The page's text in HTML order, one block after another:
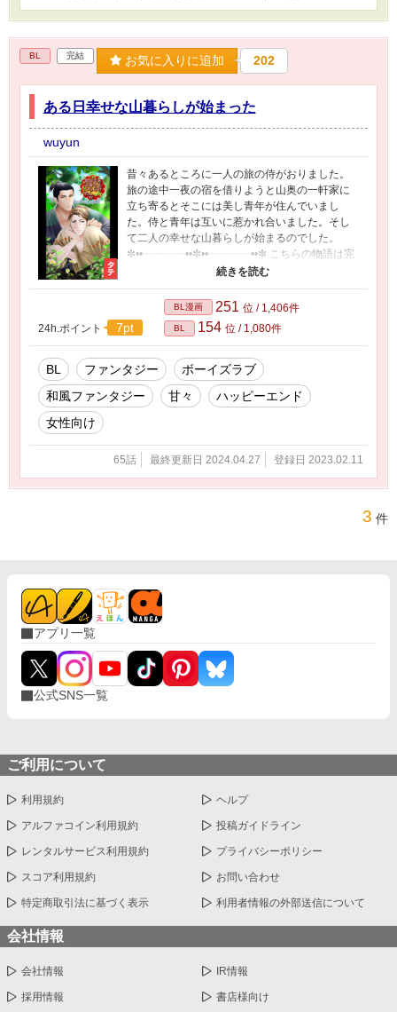
BL 完結 お気に入りに追加 202
ある日幸せな山暮らしが始まった
wuyun
昔々あるところに一人の旅の侍がおりました。
旅の途中一夜の宿を借りようと山奥の一軒家に
立ち寄るとそこには美し青年が住んでいまし
た。侍と青年は互いに惹かれ合いました。そし
て二人の幸せな山暮らしが始まるのでした。
✼••┈┈┈┈••✼••┈┈┈┈••✼ こちらの物語は完
結しました。 ありがとうございました (⋆ᴗ͈ˬᴗ͈)”
✼••┈┈┈┈••✼••┈┈┈┈••✼ この作品は架空の
ファンタジー物語です。実際の人物・事件・歴
史・文化等とは一切関係ございません。
✼••┈┈┈┈••✼••┈┈┈┈••✼
24h.ポイント 7pt
BL漫画 251 位 / 1,406件
BL 154 位 / 1,080件
BL ファンタジー
ボーイズラブ
和風ファンタジー
甘々
ハッピーエンド
女性向け
65話 最終更新日 2024.04.27 登録日 2023.02.11
3 件
アプリ一覧
公式SNS一覧
ご利用について
利用規約 ヘルプ
アルファコイン利用規約 投稿ガイドライン
レンタルサービス利用規約 プライバシーポリシー
スコア利用規約 お問い合わせ
特定商取引法に基づく表示 利用者情報の外部送信について
会社情報
会社情報 IR情報
採用情報 書店様向け